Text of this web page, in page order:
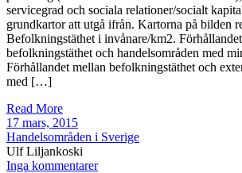
servicegrad och sociala relationer/socialt
grundkartor att utgå ifrån. Kartorna på bilden
Befolkningstäthet i invånare/km2.
befolkningstäthet och handelsområden med
Förhållandet mellan befolkningstäthet och
med […]
Read More
17 mars, 2015
Handelsområden i Sverige
Ulf Liljankoski
Inga kommentarer